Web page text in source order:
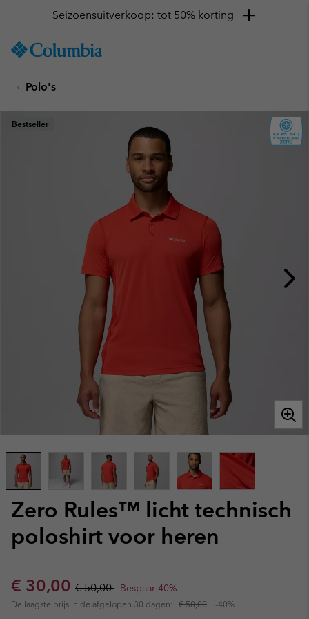
TO
SKIP
MAIN
NAV
Seizoensuitverkoop: tot 50% korting
Polo's
Zero Rules™ licht technisch
poloshirt voor heren
Sale price:
€ 30,00 Regular price:
€ 50,00 Bespaar 40%
De laagste prijs in de afgelopen 30 dagen: € 50,00 -40%
Bestseller